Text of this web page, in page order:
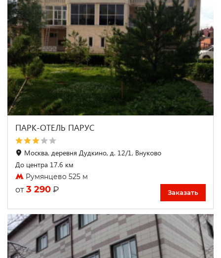
ПАРК-ОТЕЛЬ ПАРУС
Москва, деревня Дудкино, д. 12/1, Внуково
До центра 17.6 км
Румянцево 525 м
от 3 290 ₽ Заказать